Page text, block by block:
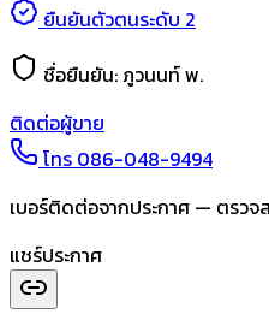
ยืนยันตัวตนระดับ 2
ชื่อยืนยัน: ภูวนนท์ พ.
ติดต่อผู้ขาย
โทร 086-048-9494
เบอร์ติดต่อจากประกาศ — ตรว
แชร์ประกาศ